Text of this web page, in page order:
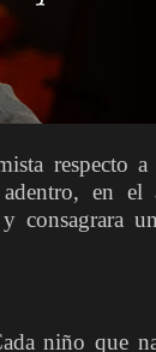
respecto
en el
consagrara
niño que